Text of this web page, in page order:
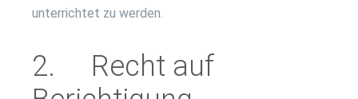
unterrichtet zu werden.
2. Recht auf